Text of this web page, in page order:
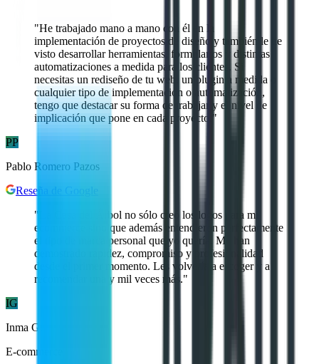
"He trabajado mano a mano con él en la
implementación de proyectos de diseño y también le he
visto desarrollar herramientas, formularios y distintas
automatizaciones a medida para los clientes. Si
necesitas un rediseño de tu web, un plugin a medida o
cualquier tipo de implementación o automatización,
tengo que destacar su forma de trabajar y el nivel de
implicación que pone en cada proyecto. "
PP
Pablo Romero Pazos
Reseña de Google
"
La Casa del Árbol no sólo creó los logos para mi
ecommerce sino que además entendieron perfectamente
el tipo de marca personal que yo quería. Me han
demostrado rapidez, compromiso y profesionalidad
desde el primer momento. Les volvería a escoger y a
recomendar una y mil veces más."
IG
Inma G.
E-commerce